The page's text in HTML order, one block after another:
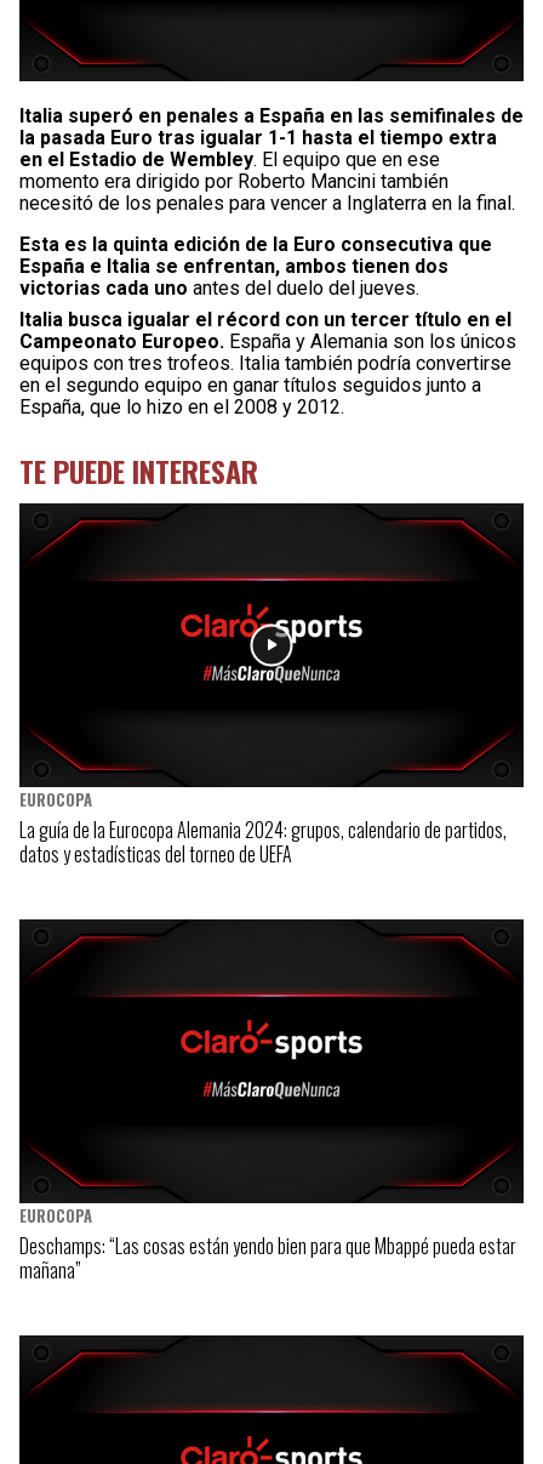
Italia superó en penales a España en las semifinales de
la pasada Euro tras igualar 1-1 hasta el tiempo extra
en el Estadio de Wembley. El equipo que en ese
momento era dirigido por Roberto Mancini también
necesitó de los penales para vencer a Inglaterra en la final.
Esta es la quinta edición de la Euro consecutiva que
España e Italia se enfrentan, ambos tienen dos
victorias cada uno antes del duelo del jueves.
Italia busca igualar el récord con un tercer título en el
Campeonato Europeo. España y Alemania son los únicos
equipos con tres trofeos. Italia también podría convertirse
en el segundo equipo en ganar títulos seguidos junto a
España, que lo hizo en el 2008 y 2012.
TE PUEDE INTERESAR
EUROCOPA
La guía de la Eurocopa Alemania 2024: grupos, calendario de partidos,
datos y estadísticas del torneo de UEFA
EUROCOPA
Deschamps: “Las cosas están yendo bien para que Mbappé pueda estar
mañana”